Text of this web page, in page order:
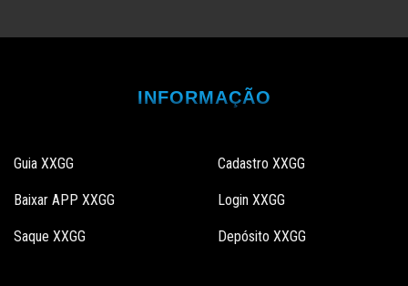
INFORMAÇÃO
Guia XXGG
Baixar APP XXGG
Saque XXGG
Cadastro XXGG
Login XXGG
Depósito XXGG